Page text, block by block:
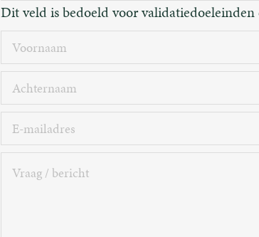
Dit veld is bedoeld voor
Voornaam
Achternaam
E-
mailadres
Vraag